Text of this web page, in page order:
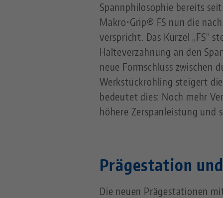
Spannphilosophie bereits
Makro•Grip® FS nun die
verspricht. Das Kürzel „FS“
Halteverzahnung an den
neue Formschluss zwischen
Werkstückrohling steigert
bedeutet dies: Noch mehr
höhere Zerspanleistung und
Prägestation
Die neuen Prägestationen